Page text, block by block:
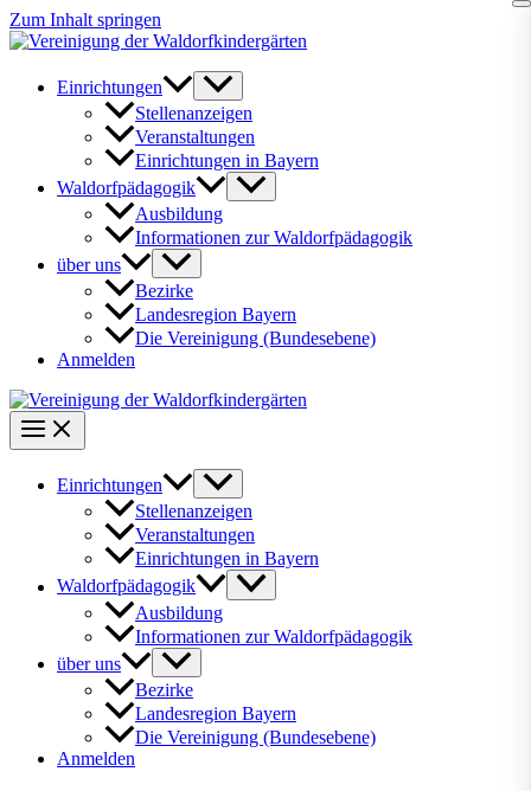
Zum Inhalt springen
Einrichtungen
Stellenanzeigen
Veranstaltungen
Einrichtungen in Bayern
Waldorfpädagogik
Ausbildung
Informationen zur Waldorfpädagogik
über uns
Bezirke
Landesregion Bayern
Die Vereinigung (Bundesebene)
Anmelden
Einrichtungen
Stellenanzeigen
Veranstaltungen
Einrichtungen in Bayern
Waldorfpädagogik
Ausbildung
Informationen zur Waldorfpädagogik
über uns
Bezirke
Landesregion Bayern
Die Vereinigung (Bundesebene)
Anmelden